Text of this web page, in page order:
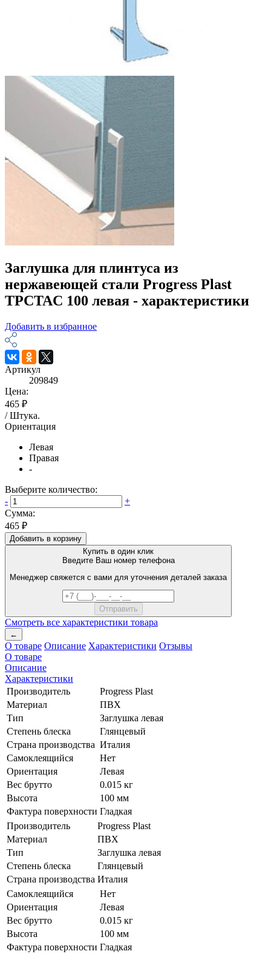
Заглушка для плинтуса из
нержавеющей стали Progress Plast
TPCTAC 100 левая - характеристики
Добавить в избранное
Артикул
209849
Цена:
465 ₽
/Штука.
Ориентация
Левая
Правая
-
Выберите количество:
-
+
Сумма:
465 ₽
Добавить в корзину
Купить в один клик
Введите Ваш номер телефона
Менеджер свяжется с вами для уточнения деталей заказа
Смотреть все характеристики товара
←
О товаре Описание Характеристики Отзывы
О товаре
Описание
Характеристики
Производитель
Progress Plast
Материал
ПВХ
Тип
Заглушка левая
Степень блеска
Глянцевый
Страна производства Италия
Самоклеящийся
Нет
Ориентация
Левая
Вес брутто
0.015 кг
Высота
100 мм
Фактура поверхности Гладкая
Производитель
Progress Plast
Материал
ПВХ
Тип
Заглушка левая
Степень блеска
Глянцевый
Страна производства Италия
Самоклеящийся
Нет
Ориентация
Левая
Вес брутто
0.015 кг
Высота
100 мм
Фактура поверхности Гладкая